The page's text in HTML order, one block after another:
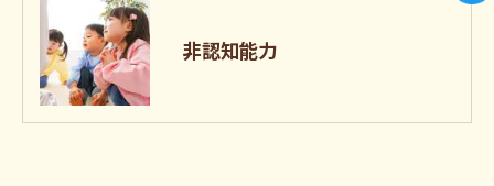
非認知能力